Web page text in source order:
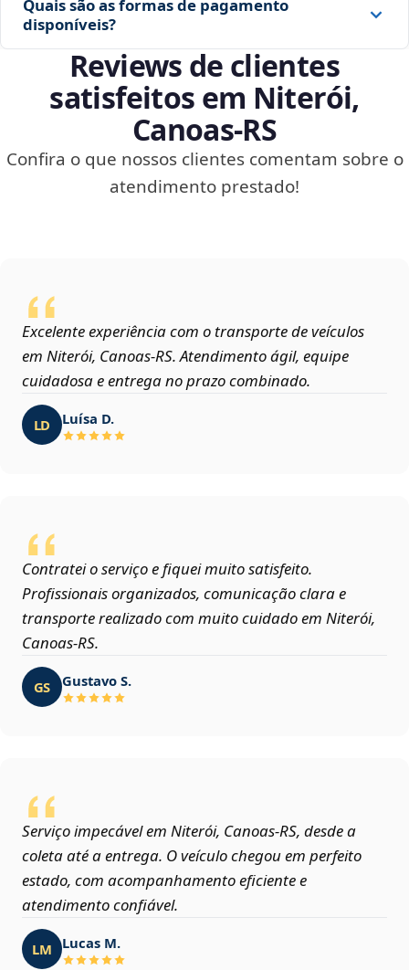
Quais são as formas de pagamento
disponíveis?
Reviews de clientes
satisfeitos em Niterói,
Canoas‑RS
Confira o que nossos clientes comentam sobre o
atendimento prestado!
Excelente experiência com o transporte de veículos
em Niterói, Canoas‑RS. Atendimento ágil, equipe
cuidadosa e entrega no prazo combinado.
LD Luísa D.
Contratei o serviço e fiquei muito satisfeito.
Profissionais organizados, comunicação clara e
transporte realizado com muito cuidado em Niterói,
Canoas‑RS.
GS Gustavo S.
Serviço impecável em Niterói, Canoas‑RS, desde a
coleta até a entrega. O veículo chegou em perfeito
estado, com acompanhamento eficiente e
atendimento confiável.
LM Lucas M.